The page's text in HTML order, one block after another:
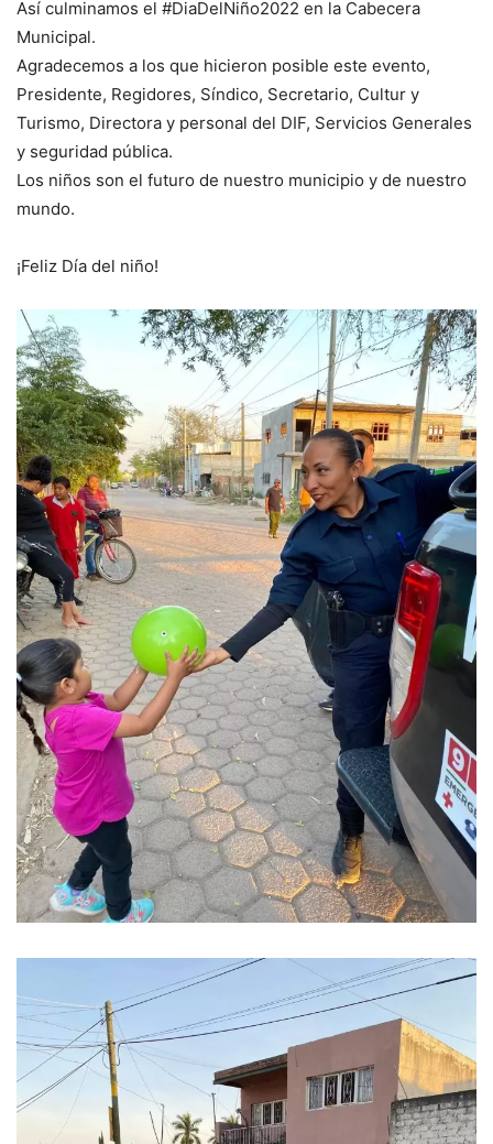
Así culminamos el #DiaDelNiño2022 en la Cabecera
Municipal.
Agradecemos a los que hicieron posible este evento,
Presidente, Regidores, Síndico, Secretario, Cultur y
Turismo, Directora y personal del DIF, Servicios Generales
y seguridad pública.
Los niños son el futuro de nuestro municipio y de nuestro
mundo.
¡Feliz Día del niño!